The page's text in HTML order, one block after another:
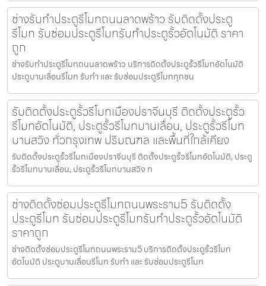
ช่างรับทำประตูรีโมทถนนลาดพร้าว รับติดตั้งประตู
รีโมท รับซ่อมประตูรีโมทรับทำประตูรั้วอัตโนมัติ ราคา
ถูก
ช่างรับทำประตูรีโมทถนนลาดพร้าว บริการติดตั้งประตูรั้วรีโมทอัตโนมัติ
ประตูบานเลื่อนรีโมท รับทำ และ รับซ่อมประตูรีโมททุกชน
รับติดตั้งประตูรั้วรีโมทเมืองปราจีนบุรี ติดตั้งประตูรั้ว
รีโมทอัตโนมัติ, ประตูรั้วรีโมทบานเลื่อน, ประตูรั้วรีโมท
บานสวิง ทั่วกรุงเทพ ปริมณฑล และพื้นที่ใกล้เคียง
รับติดตั้งประตูรั้วรีโมทเมืองปราจีนบุรี ติดตั้งประตูรั้วรีโมทอัตโนมัติ, ประตู
รั้วรีโมทบานเลื่อน, ประตูรั้วรีโมทบานสวิง ท
ช่างติดตั้งซ่อมประตูรีโมทถนนพระราม5 รับติดตั้ง
ประตูรีโมท รับซ่อมประตูรีโมทรับทำประตูรั้วอัตโนมัติ
ราคาถูก
ช่างติดตั้งซ่อมประตูรีโมทถนนพระราม5 บริการติดตั้งประตูรั้วรีโมท
อัตโนมัติ ประตูบานเลื่อนรีโมท รับทำ และ รับซ่อมประตูรีโมท